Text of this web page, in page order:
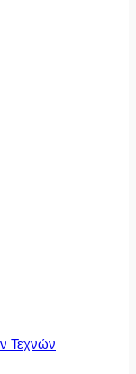
Τεχνών